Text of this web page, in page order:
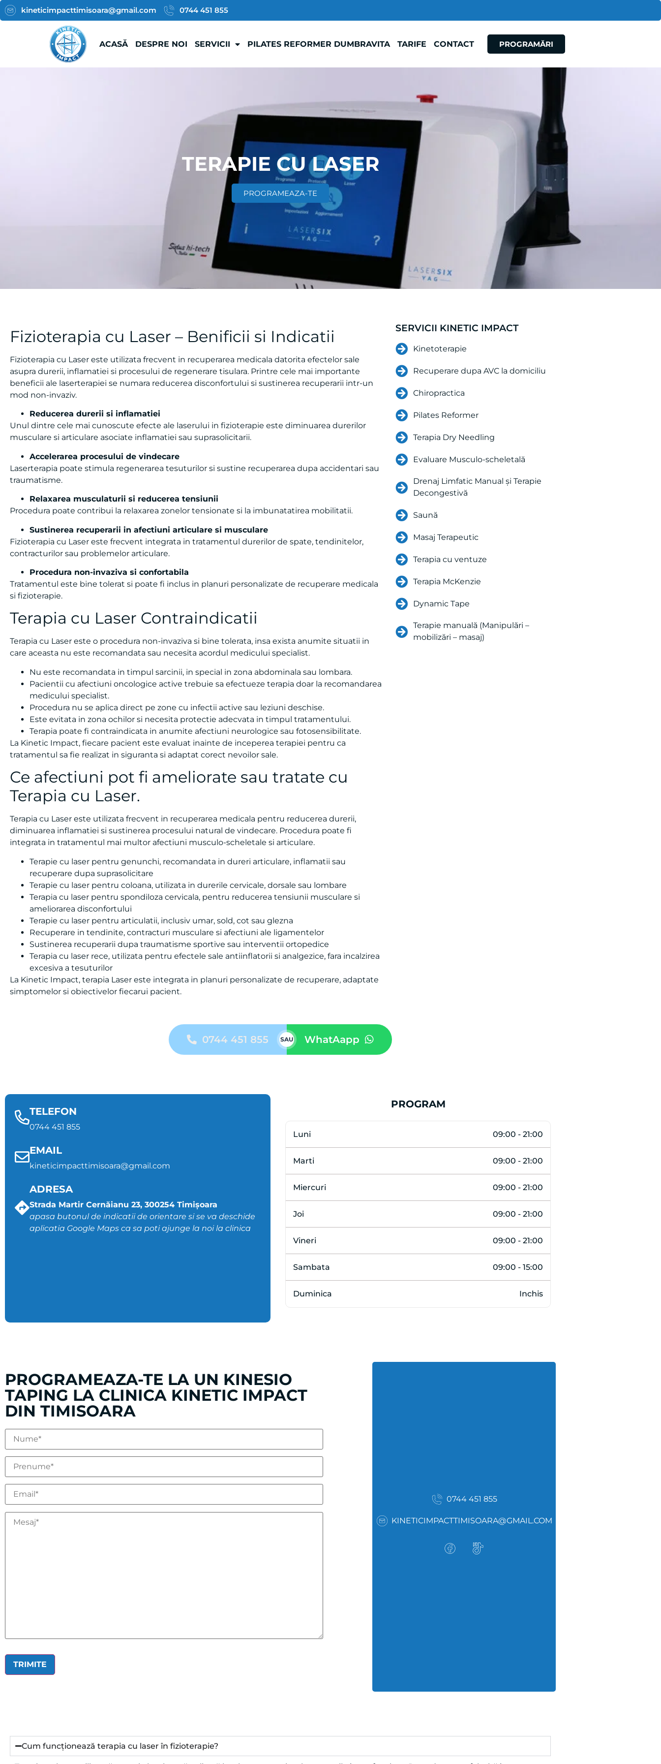
kineticimpacttimisoara@gmail.com 0744 451 855
ACASĂ DESPRE NOI SERVICII PILATES REFORMER DUMBRAVITA TARIFE CONTACT PROGRAMĂRI
TERAPIE CU LASER
PROGRAMEAZA-TE
Fizioterapia cu Laser – Benificii si Indicatii
Fizioterapia cu Laser este utilizata frecvent in recuperarea medicala datorita efectelor sale
asupra durerii, inflamatiei si procesului de regenerare tisulara. Printre cele mai importante
beneficii ale laserterapiei se numara reducerea disconfortului si sustinerea recuperarii intr-un
mod non-invaziv.
Reducerea durerii si inflamatiei
Unul dintre cele mai cunoscute efecte ale laserului in fizioterapie este diminuarea durerilor
musculare si articulare asociate inflamatiei sau suprasolicitarii.
Accelerarea procesului de vindecare
Laserterapia poate stimula regenerarea tesuturilor si sustine recuperarea dupa accidentari sau
traumatisme.
Relaxarea musculaturii si reducerea tensiunii
Procedura poate contribui la relaxarea zonelor tensionate si la imbunatatirea mobilitatii.
Sustinerea recuperarii in afectiuni articulare si musculare
Fizioterapia cu Laser este frecvent integrata in tratamentul durerilor de spate, tendinitelor,
contracturilor sau problemelor articulare.
Procedura non-invaziva si confortabila
Tratamentul este bine tolerat si poate fi inclus in planuri personalizate de recuperare medicala
si fizioterapie.
Terapia cu Laser Contraindicatii
Terapia cu Laser este o procedura non-invaziva si bine tolerata, insa exista anumite situatii in
care aceasta nu este recomandata sau necesita acordul medicului specialist.
Nu este recomandata in timpul sarcinii, in special in zona abdominala sau lombara.
Pacientii cu afectiuni oncologice active trebuie sa efectueze terapia doar la recomandarea
medicului specialist.
Procedura nu se aplica direct pe zone cu infectii active sau leziuni deschise.
Este evitata in zona ochilor si necesita protectie adecvata in timpul tratamentului.
Terapia poate fi contraindicata in anumite afectiuni neurologice sau fotosensibilitate.
La Kinetic Impact, fiecare pacient este evaluat inainte de inceperea terapiei pentru ca
tratamentul sa fie realizat in siguranta si adaptat corect nevoilor sale.
Ce afectiuni pot fi ameliorate sau tratate cu
Terapia cu Laser.
Terapia cu Laser este utilizata frecvent in recuperarea medicala pentru reducerea durerii,
diminuarea inflamatiei si sustinerea procesului natural de vindecare. Procedura poate fi
integrata in tratamentul mai multor afectiuni musculo-scheletale si articulare.
Terapie cu laser pentru genunchi, recomandata in dureri articulare, inflamatii sau
recuperare dupa suprasolicitare
Terapie cu laser pentru coloana, utilizata in durerile cervicale, dorsale sau lombare
Terapia cu laser pentru spondiloza cervicala, pentru reducerea tensiunii musculare si
ameliorarea disconfortului
Terapie cu laser pentru articulatii, inclusiv umar, sold, cot sau glezna
Recuperare in tendinite, contracturi musculare si afectiuni ale ligamentelor
Sustinerea recuperarii dupa traumatisme sportive sau interventii ortopedice
Terapia cu laser rece, utilizata pentru efectele sale antiinflatorii si analgezice, fara incalzirea
excesiva a tesuturilor
La Kinetic Impact, terapia Laser este integrata in planuri personalizate de recuperare, adaptate
simptomelor si obiectivelor fiecarui pacient.
SERVICII KINETIC IMPACT
Kinetoterapie
Recuperare dupa AVC la domiciliu
Chiropractica
Pilates Reformer
Terapia Dry Needling
Evaluare Musculo-scheletală
Drenaj Limfatic Manual și Terapie
Decongestivă
Saună
Masaj Terapeutic
Terapia cu ventuze
Terapia McKenzie
Dynamic Tape
Terapie manuală (Manipulări –
mobilizări – masaj)
0744 451 855 SAU WhatAapp
TELEFON
0744 451 855
EMAIL
kineticimpacttimisoara@gmail.com
ADRESA
Strada Martir Cernăianu 23, 300254 Timișoara
apasa butonul de indicatii de orientare si se va deschide
aplicatia Google Maps ca sa poti ajunge la noi la clinica
PROGRAM
Luni 09:00 - 21:00
Marti 09:00 - 21:00
Miercuri 09:00 - 21:00
Joi 09:00 - 21:00
Vineri 09:00 - 21:00
Sambata 09:00 - 15:00
Duminica Inchis
PROGRAMEAZA-TE LA UN KINESIO
TAPING LA CLINICA KINETIC IMPACT
DIN TIMISOARA
0744 451 855
KINETICIMPACTTIMISOARA@GMAIL.COM
Cum funcționează terapia cu laser în fizioterapie?